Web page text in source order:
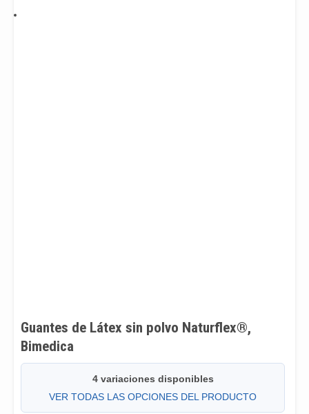
Guantes de Látex sin polvo Naturflex®,
Bimedica
4 variaciones disponibles
VER TODAS LAS OPCIONES DEL PRODUCTO